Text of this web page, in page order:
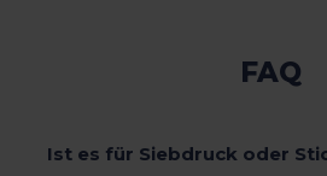
FAQ
Ist es für Siebdruck oder